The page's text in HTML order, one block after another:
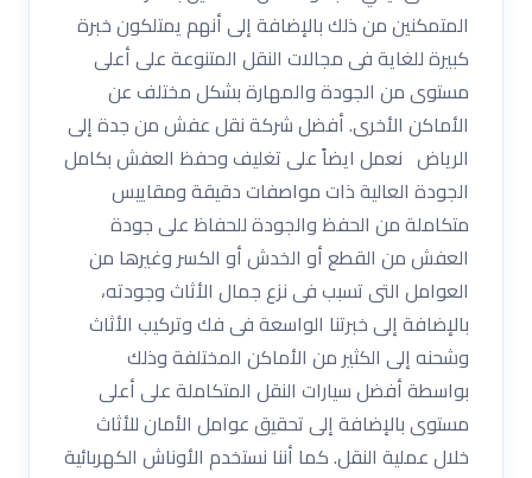
المتمكنين من ذلك بالإضافة إلى أنهم يمتلكون خبرة
كبيرة للغاية فى مجالات النقل المتنوعة على أعلى
مستوى من الجودة والمهارة بشكل مختلف عن
الأماكن الأخرى. أفضل شركة نقل عفش من جدة إلى
الرياض نعمل ايضاً على تغليف وحفظ العفش بكامل
الجودة العالية ذات مواصفات دقيقة ومقاييس
متكاملة من الحفظ والجودة للحفاظ على جودة
العفش من القطع أو الخدش أو الكسر وغيرها من
العوامل التى تسبب فى نزع جمال الأثاث وجودته،
بالإضافة إلى خبرتنا الواسعة فى فك وتركيب الأثاث
وشحنه إلى الكثير من الأماكن المختلفة وذلك
بواسطة أفضل سيارات النقل المتكاملة على أعلى
مستوى بالإضافة إلى تحقيق عوامل الأمان للأثاث
خلال عملية النقل. كما أننا نستخدم الأوناش الكهربائية